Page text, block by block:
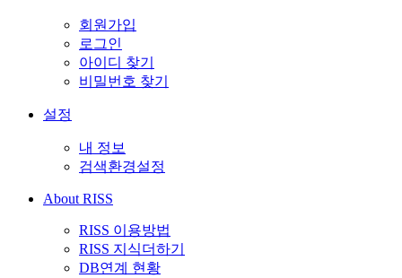
회원가입
로그인
아이디 찾기
비밀번호 찾기
설정
내 정보
검색환경설정
About RISS
RISS 이용방법
RISS 지식더하기
DB연계 현황